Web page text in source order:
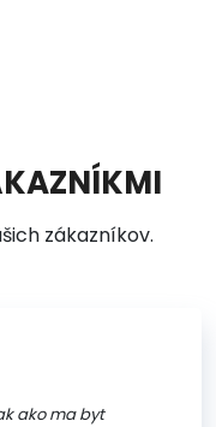
zákazníkov.
ako ma byt